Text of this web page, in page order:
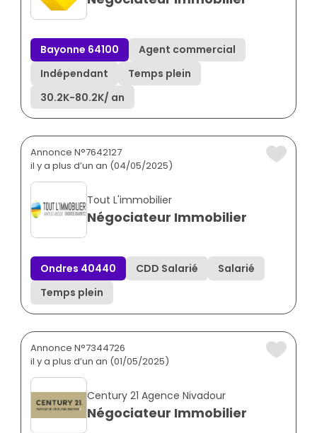
Bayonne 64100
Agent commercial
Indépendant
Temps plein
30.2K-80.2K/ an
Annonce N°7642127
il y a plus d’un an (04/05/2025)
Tout L'immobilier
Négociateur Immobilier
Ondres 40440 CDD Salarié
Salarié
Temps plein
Annonce N°7344726
il y a plus d’un an (01/05/2025)
Century 21 Agence Nivadour
Négociateur Immobilier